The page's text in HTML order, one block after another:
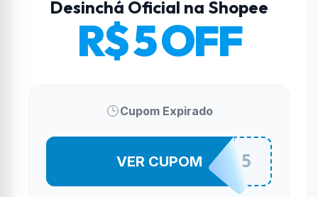
Desinchá Oficial na Shopee
R$ 5 OFF
Cupom Expirado
DESIN5
VER CUPOM